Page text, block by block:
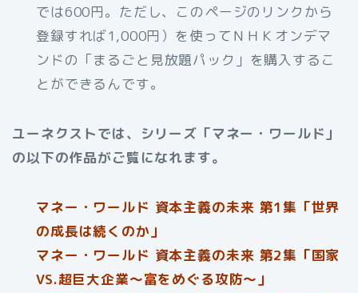
では600円。ただし、このページのリンクから
登録すれば1,000円）を使ってＮＨＫオンデマ
ンドの「まるごと見放題パック」を購入するこ
とができるんです。
ユーネクストでは、シリーズ「マネー・ワールド」
の以下の作品がご覧になれます。
マネー・ワールド 資本主義の未来 第1集「世界
の成長は続くのか」
マネー・ワールド 資本主義の未来 第2集「国家
VS.超巨大企業～富をめぐる攻防～」